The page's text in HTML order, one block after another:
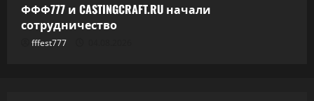
ФФФ777 и CASTINGCRAFT.RU начали
сотрудничество
fffest777